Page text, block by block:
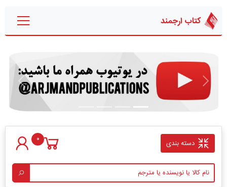
کتاب ارجمند
قبلی بعدی
دسته بندی 0